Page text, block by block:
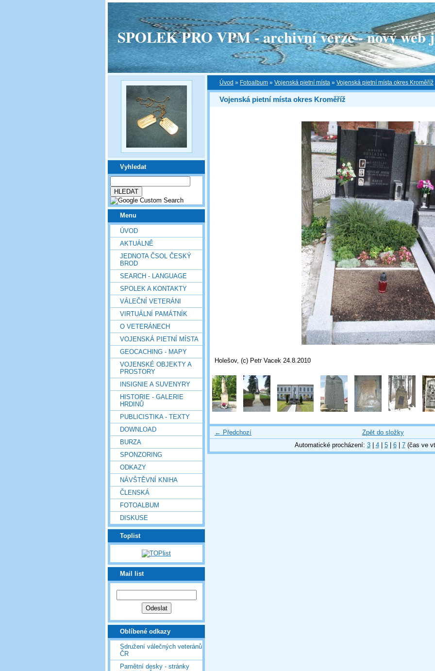
SPOLEK PRO VPM - archivní verze - nový web
Vyhledat
Menu
ÚVOD
AKTUÁLNĚ
JEDNOTA ČSOL ČESKÝ
BROD
SEARCH - LANGUAGE
SPOLEK A KONTAKTY
VÁLEČNÍ VETERÁNI
VIRTUÁLNÍ PAMÁTNÍK
O VETERÁNECH
VOJENSKÁ PIETNÍ MÍSTA
GEOCACHING - MAPY
VOJENSKÉ OBJEKTY A
PROSTORY
INSIGNIE A SUVENYRY
HISTORIE - GALERIE
HRDINŮ
PUBLICISTIKA - TEXTY
DOWNLOAD
BURZA
SPONZORING
ODKAZY
NÁVŠTĚVNÍ KNIHA
ČLENSKÁ
FOTOALBUM
DISKUSE
Toplist
Mail list
Oblíbené odkazy
Sdružení válečných veteránů
ČR
Pamětní desky - stránky
Úvod » Fotoalbum » Vojenská pietní místa » Vojenská pietní místa okres Kroměříž
Vojenská pietní místa okres Kroměříž
Holešov, (c) Petr Vacek 24.8.2010
← Předchozí
Zpět do složky
Automatické procházení: 3| 4| 5| 6| 7(čas ve